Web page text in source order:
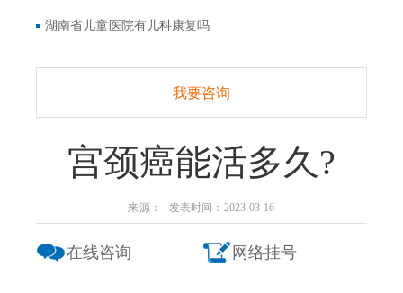
湖南省儿童医院有儿科康复吗
我要咨询
宫颈癌能活多久?
来源： 发表时间：2023-03-16
在线咨询 网络挂号